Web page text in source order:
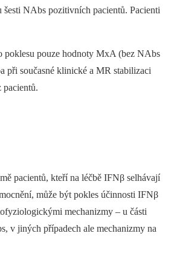
NAbs pozitivních pacientů. Pacienti
poklesu pouze hodnoty MxA (bez NAbs
při současné klinické a MR stabilizaci
pacientů.
pacientů, kteří na léčbě IFNβ selhávají
může být pokles účinnosti IFNβ
mechanizmy –⁠ u části
v jiných případech ale mechanizmy na